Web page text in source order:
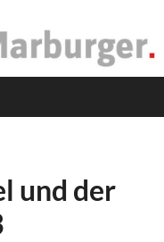
und der